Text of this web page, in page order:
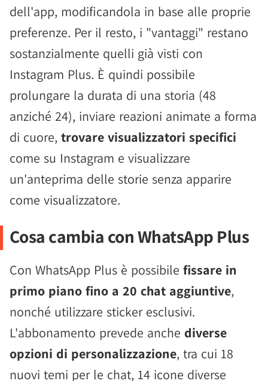
dell'app, modificandola in base alle proprie
preferenze. Per il resto, i "vantaggi" restano
sostanzialmente quelli già visti con
Instagram Plus. È quindi possibile
prolungare la durata di una storia (48
anziché 24), inviare reazioni animate a forma
di cuore, trovare visualizzatori specifici
come su Instagram e visualizzare
un'anteprima delle storie senza apparire
come visualizzatore.
Cosa cambia con WhatsApp Plus
Con WhatsApp Plus è possibile fissare in
primo piano fino a 20 chat aggiuntive,
nonché utilizzare sticker esclusivi.
L'abbonamento prevede anche diverse
opzioni di personalizzazione, tra cui 18
nuovi temi per le chat, 14 icone diverse